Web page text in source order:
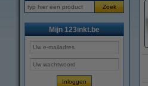
Zoek
Mijn 123inkt.be